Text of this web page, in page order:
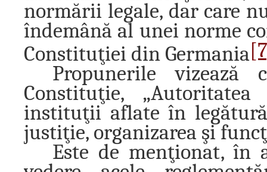
normării legale, dar care
îndemână al unei norme
Constituţiei din Germania
Propunerile
Constituţie,
instituţii aflate în
justiţie, organizarea şi
Este de menţionat, în